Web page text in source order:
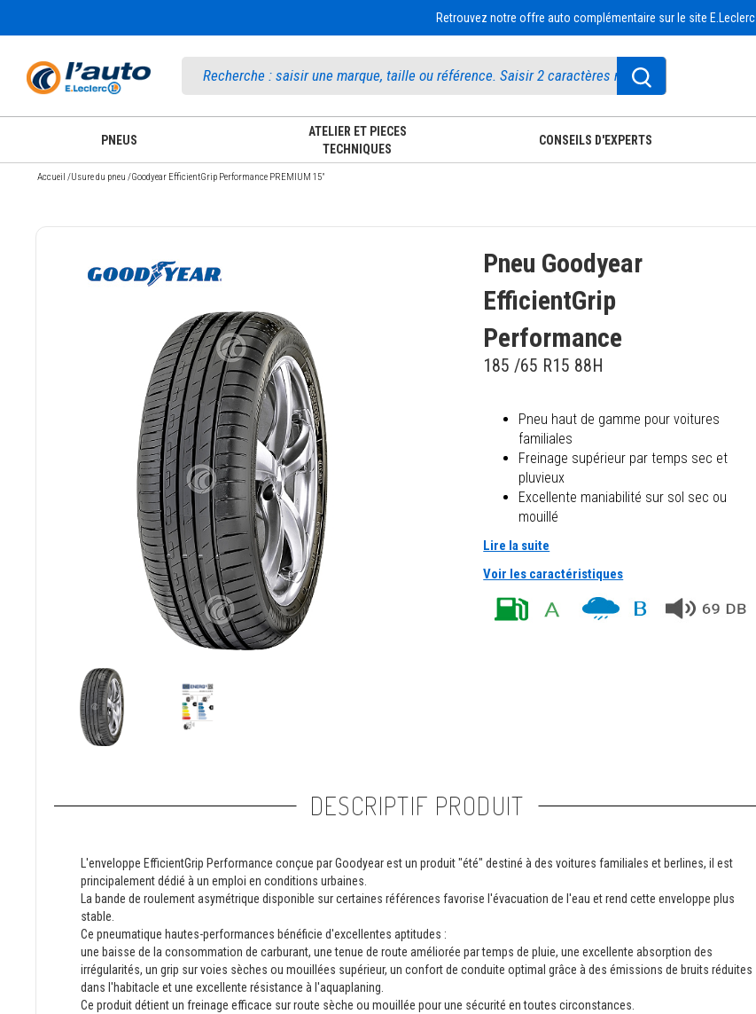
Retrouvez notre offre auto complémentaire sur le site E.Leclerc
PNEUS
ATELIER ET PIECES
TECHNIQUES
CONSEILS D'EXPERTS
Accueil /Usure du pneu /Goodyear EfficientGrip Performance PREMIUM 15"
Pneu Goodyear
EfficientGrip
Performance
185 /65 R15 88H
Pneu haut de gamme pour voitures
familiales
Freinage supérieur par temps sec et
pluvieux
Excellente maniabilité sur sol sec ou
mouillé
Lire la suite
Voir les caractéristiques
DESCRIPTIF PRODUIT
L'enveloppe EfficientGrip Performance conçue par Goodyear est un produit "été" destiné à des voitures familiales et berlines, il est
principalement dédié à un emploi en conditions urbaines.
La bande de roulement asymétrique disponible sur certaines références favorise l'évacuation de l'eau et rend cette enveloppe plus
stable.
Ce pneumatique hautes-performances bénéficie d'excellentes aptitudes :
une baisse de la consommation de carburant, une tenue de route améliorée par temps de pluie, une excellente absorption des
irrégularités, un grip sur voies sèches ou mouillées supérieur, un confort de conduite optimal grâce à des émissions de bruits réduites
dans l'habitacle et une excellente résistance à l'aquaplaning.
Ce produit détient un freinage efficace sur route sèche ou mouillée pour une sécurité en toutes circonstances.